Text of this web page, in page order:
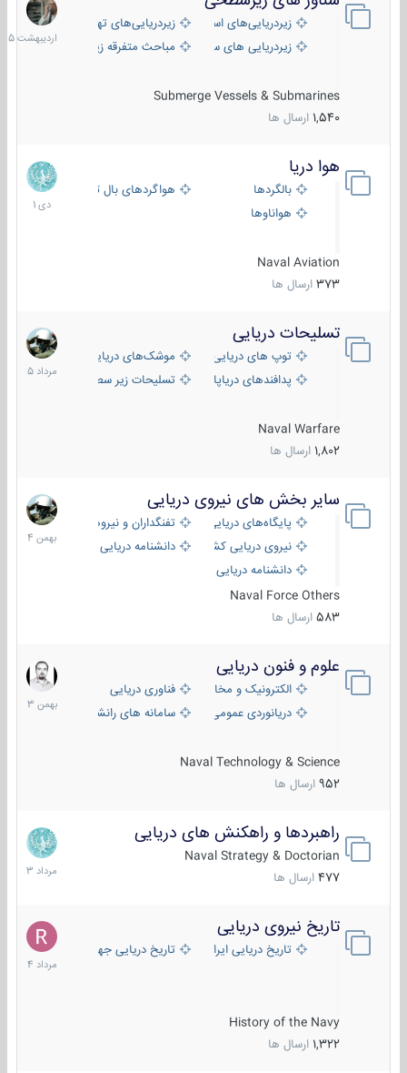
زیردریایی‌های استراتژیکزیردریایی‌های تهاجمی
زیردریایی های سبک
مباحث متفرقه زیرسطحی
Submerge Vessels & Submarines
1,540 ارسال ها
1405
هوا دریا
بالگردها
هواگردهای بال ثابت
هواناوها
Naval Aviation
373 ارسال ها
12
دی
1401
تسلیحات دریایی
توپ های دریایی
موشک‌های دریایی
پدافندهای دریاپایه
تسلیحات زیر سطحی
Naval Warfare
1,802 ارسال ها
2
مرداد
1405
سایر بخش های نیروی دریایی
پایگاه‌های دریایی
تفنگداران و نیروهای ویژه‌ی دریایی
نیروی دریایی کشورهای مختلفدانشنامه دریایی
دانشنامه دریایی کپی
Naval Force Others
583 ارسال ها
22
بهمن
1404
علوم و فنون دریایی
الکترونیک و مخابرات دریاییفناوری دریایی
دریانوردی عمومی
سامانه های رانشی دریایی
Naval Technology & Science
952 ارسال ها
6
بهمن
1403
راهبردها و راهکنش های دریایی
Naval Strategy & Doctorian
477 ارسال ها
2
مرداد
1403
تاریخ نیروی دریایی
تاریخ دریایی ایران تاریخ دریایی جهان
History of the Navy
1,322 ارسال ها
16
مرداد
1404